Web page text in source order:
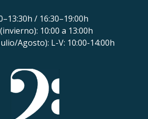
/ 16:30–19:00h
10:00 a 13:00h
Agosto): L-V: 10:00-14:00h